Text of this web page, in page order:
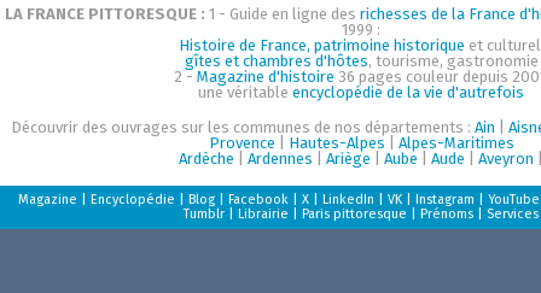
LA FRANCE PITTORESQUE : 1 - Guide en ligne des richesses de la France
1999 :
Histoire de France, patrimoine historique et
gîtes et chambres d'hôtes, tourisme, gastronomie
2 - Magazine d'histoire 36 pages couleur depuis
une véritableencyclopédie de la vie d'autrefois
Découvrir des ouvrages sur les communes de nos départements :Ain |
Provence
Hautes-Alpes
Alpes-Maritimes
Ardèche |Ardennes |Ariège |Aube |Aude |Aveyron
Magazine |Encyclopédie |Blog |Facebook |X |LinkedIn |VK |Instagram |YouTube
Tumblr |Librairie |Paris pittoresque |Prénoms Services